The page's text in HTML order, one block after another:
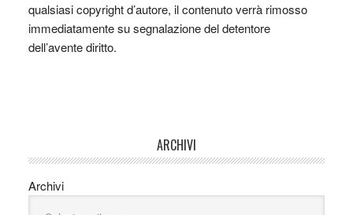
qualsiasi copyright d’autore, il contenuto verrà rimosso
immediatamente su segnalazione del detentore
dell’avente diritto.
ARCHIVI
Archivi